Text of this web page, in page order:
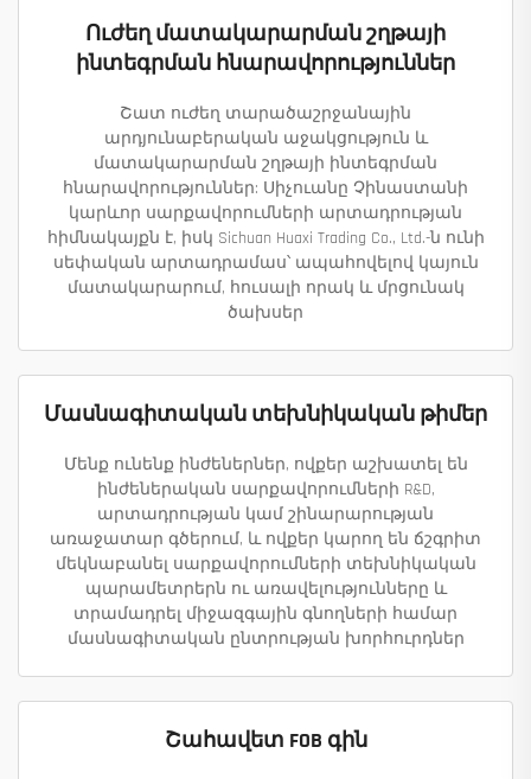
Ուժեղ մատակարարման շղթայի
ինտեգրման հնարավորություններ
Շատ ուժեղ տարածաշրջանային
արդյունաբերական աջակցություն և
մատակարարման շղթայի ինտեգրման
հնարավորություններ: Սիչուանը Չինաստանի
կարևոր սարքավորումների արտադրության
հիմնակայքն է, իսկ Sichuan Huaxi Trading Co., Ltd.-ն ունի
սեփական արտադրամաս՝ ապահովելով կայուն
մատակարարում, հուսալի որակ և մրցունակ
ծախսեր
Մասնագիտական տեխնիկական թիմեր
Մենք ունենք ինժեներներ, ովքեր աշխատել են
ինժեներական սարքավորումների R&D,
արտադրության կամ շինարարության
առաջատար գծերում, և ովքեր կարող են ճշգրիտ
մեկնաբանել սարքավորումների տեխնիկական
պարամետրերն ու առավելությունները և
տրամադրել միջազգային գնողների համար
մասնագիտական ընտրության խորհուրդներ
Շահավետ FOB գին